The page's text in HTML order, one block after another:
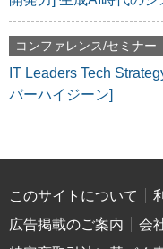
コンファレンス/セミナー
IT Leaders Tech
バーハイジーン]
このサイトについて
広告掲載のご案内
会